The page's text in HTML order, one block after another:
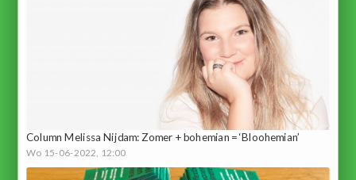
Column Melissa Nijdam: Zomer + bohemian = ‘Bloohemian’
Wo 15-06-2022, 12:00